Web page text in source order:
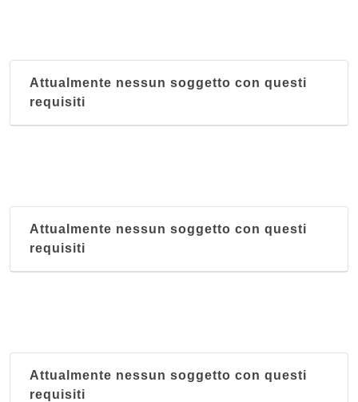
Attualmente nessun soggetto con questi
requisiti
Attualmente nessun soggetto con questi
requisiti
Attualmente nessun soggetto con questi
requisiti